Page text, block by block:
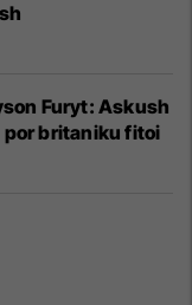
Furyt: Askush
britaniku fitoi